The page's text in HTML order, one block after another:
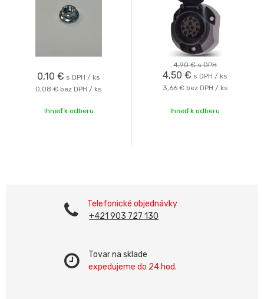
0,10 € s DPH / ks
0,08 € bez DPH / ks
Ihneď k odberu
4,90 €s DPH
4,50 € s DPH / ks
3,66 € bez DPH / ks
Ihneď k odberu
Telefonické objednávky
+421 903 727 130
Tovar na sklade
expedujeme do 24 hod.